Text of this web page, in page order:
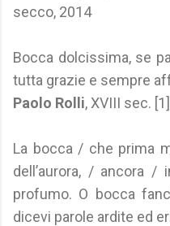
secco, 2014
Bocca dolcissima, se
tutta grazie e sempre
Paolo Rolli, XVIII sec. [1]
La bocca / che prima
dell’aurora, / ancora
profumo. O bocca
dicevi parole ardite ed